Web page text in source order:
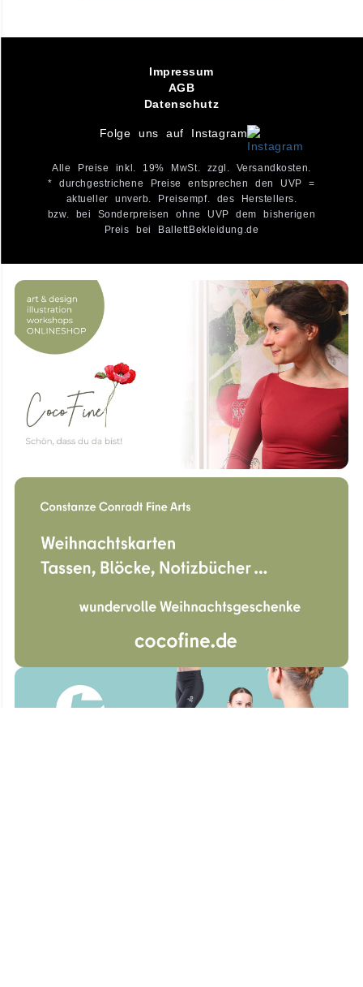
Impressum
AGB
Datenschutz
Folge uns auf Instagram
Alle Preise inkl. 19% MwSt. zzgl. Versandkosten.
* durchgestrichene Preise entsprechen den UVP =
aktueller unverb. Preisempf. des Herstellers.
bzw. bei Sonderpreisen ohne UVP dem bisherigen
Preis bei BallettBekleidung.de